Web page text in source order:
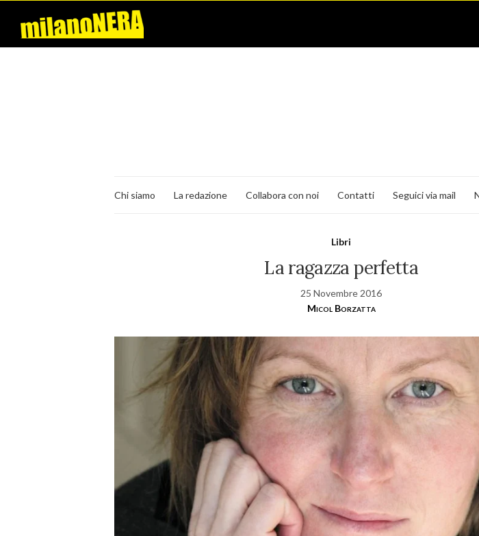
Chi siamo La redazione Collabora con noi Contatti Seguici via mail
Libri
La ragazza perfetta
25 Novembre 2016
Micol Borzatta